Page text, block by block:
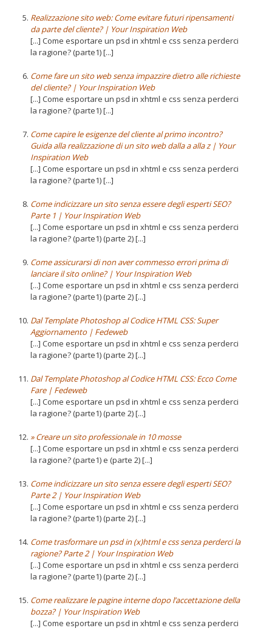
Realizzazione sito web: Come evitare futuri ripensamenti
da parte del cliente? | Your Inspiration Web
[...] Come esportare un psd in xhtml e css senza perderci
la ragione? (parte1) [...]
Come fare un sito web senza impazzire dietro alle richieste
del cliente? | Your Inspiration Web
[...] Come esportare un psd in xhtml e css senza perderci
la ragione? (parte1) [...]
Come capire le esigenze del cliente al primo incontro?
Guida alla realizzazione di un sito web dalla a alla z | Your
Inspiration Web
[...] Come esportare un psd in xhtml e css senza perderci
la ragione? (parte1) [...]
Come indicizzare un sito senza essere degli esperti SEO?
Parte 1 | Your Inspiration Web
[...] Come esportare un psd in xhtml e css senza perderci
la ragione? (parte1) (parte 2) [...]
Come assicurarsi di non aver commesso errori prima di
lanciare il sito online? | Your Inspiration Web
[...] Come esportare un psd in xhtml e css senza perderci
la ragione? (parte1) (parte 2) [...]
Dal Template Photoshop al Codice HTML CSS: Super
Aggiornamento | Fedeweb
[...] Come esportare un psd in xhtml e css senza perderci
la ragione? (parte1) (parte 2) [...]
Dal Template Photoshop al Codice HTML CSS: Ecco Come
Fare | Fedeweb
[...] Come esportare un psd in xhtml e css senza perderci
la ragione? (parte1) (parte 2) [...]
» Creare un sito professionale in 10 mosse
[...] Come esportare un psd in xhtml e css senza perderci
la ragione? (parte1) e (parte 2) [...]
Come indicizzare un sito senza essere degli esperti SEO?
Parte 2 | Your Inspiration Web
[...] Come esportare un psd in xhtml e css senza perderci
la ragione? (parte1) (parte 2) [...]
Come trasformare un psd in (x)html e css senza perderci la
ragione? Parte 2 | Your Inspiration Web
[...] Come esportare un psd in xhtml e css senza perderci
la ragione? (parte1) (parte 2) [...]
Come realizzare le pagine interne dopo l’accettazione della
bozza? | Your Inspiration Web
[...] Come esportare un psd in xhtml e css senza perderci